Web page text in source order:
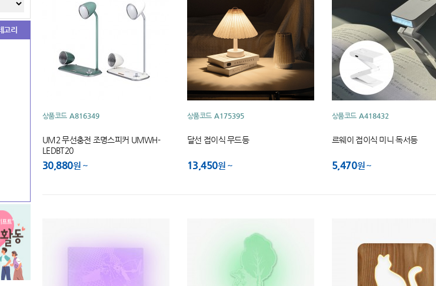
고리
상품코드 A816349
UM2 무선충전 조명스피커 UMWH-
LEDBT20
30,880원
상품코드 A175395
달선 접이식 무드등
13,450원
상품코드 A418432
르웨이 접이식 미니 독서등
5,470원